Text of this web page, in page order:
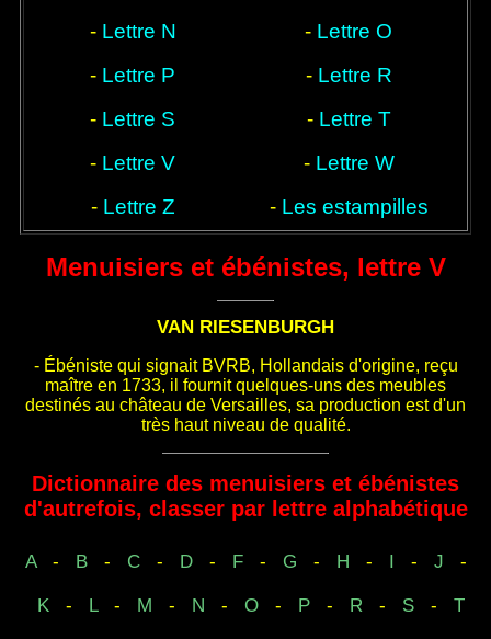
- Lettre N - Lettre O
- Lettre P - Lettre R
- Lettre S - Lettre T
- Lettre V - Lettre W
- Lettre Z - Les estampilles
Menuisiers et ébénistes, lettre V
VAN RIESENBURGH
- Ébéniste qui signait BVRB, Hollandais d'origine, reçu
maître en 1733, il fournit quelques-uns des meubles
destinés au château de Versailles, sa production est d'un
très haut niveau de qualité.
Dictionnaire des menuisiers et ébénistes
d'autrefois, classer par lettre alphabétique
A- B- C- D- F- G - H - I - J -
K - L- M - N - O - P - R - S - T